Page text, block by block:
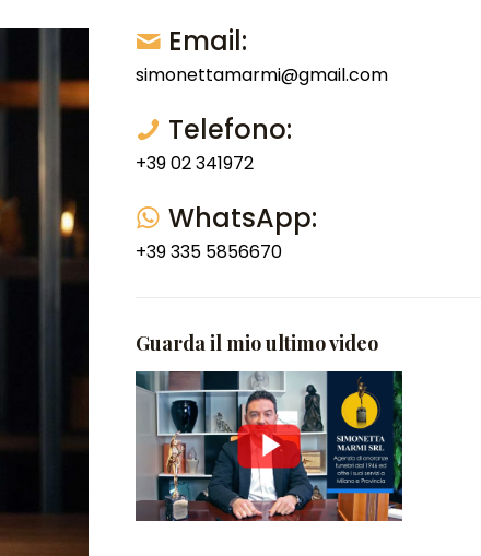
Email:
simonettamarmi@gmail.com
Telefono:
+39 02 341972
WhatsApp:
+39 335 5856670
Guarda il mio ultimo video